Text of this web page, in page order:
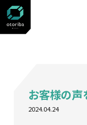
お客様の声
2024.04.24